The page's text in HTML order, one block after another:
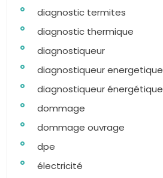
diagnostic termites
diagnostic thermique
diagnostiqueur
diagnostiqueur energetique
diagnostiqueur énergétique
dommage
dommage ouvrage
dpe
électricité